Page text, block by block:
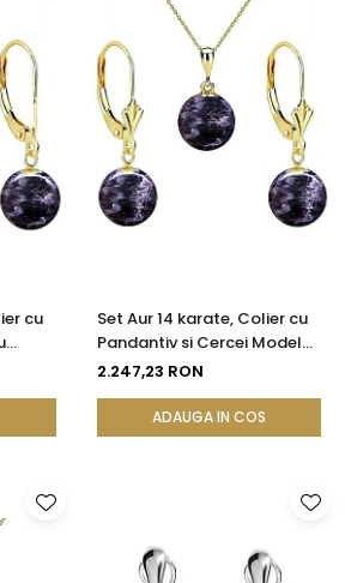
cu
Set Aur 14 karate, Colier cu
Pandantiv si Cercei Model
Lalea cu Pietre
Ametist de 10 mm
2.247,23 RON
ADAUGA IN COS